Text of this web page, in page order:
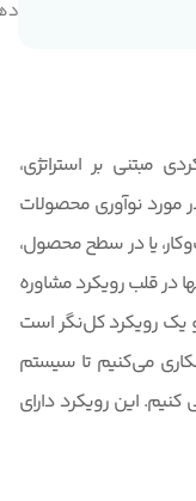
مبتنی بر استراتژی،
مورد نوآوری محصولات
یا در سطح محصول،
قلب رویکرد مشاوره
یک رویکرد کل‌نگر است
می‌کنیم تا سیستم
کنیم. این رویکرد دارای